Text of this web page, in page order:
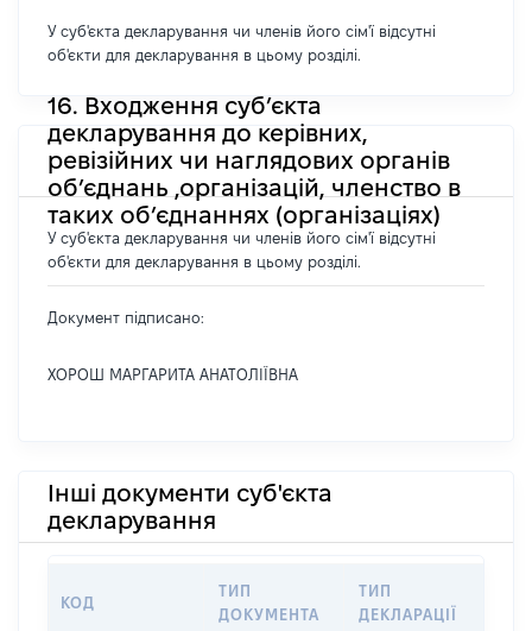
У суб'єкта декларування чи членів його сім'ї відсутні
об'єкти для декларування в цьому розділі.
16. Входження суб’єкта
декларування до керівних,
ревізійних чи наглядових органів
об’єднань ,організацій, членство в
таких об’єднаннях (організаціях)
У суб'єкта декларування чи членів його сім'ї відсутні
об'єкти для декларування в цьому розділі.
Документ підписано:
ХОРОШ МАРГАРИТА АНАТОЛІЇВНА
Інші документи суб'єкта
декларування
КОД
ТИП
ДОКУМЕНТА
ТИП
ДЕКЛАРАЦІЇ